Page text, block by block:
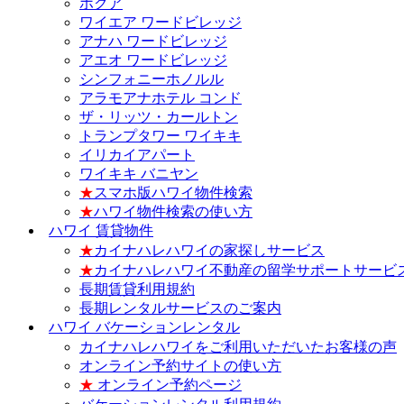
ホクア
ワイエア ワードビレッジ
アナハ ワードビレッジ
アエオ ワードビレッジ
シンフォニーホノルル
アラモアナホテル コンド
ザ・リッツ・カールトン
トランプタワー ワイキキ
イリカイアパート
ワイキキ バニヤン
★スマホ版ハワイ物件検索
★ハワイ物件検索の使い方
ハワイ 賃貸物件
★カイナハレハワイの家探しサービス
★カイナハレハワイ不動産の留学サポートサービ
長期賃貸利用規約
長期レンタルサービスのご案内
ハワイ バケーションレンタル
カイナハレハワイをご利用いただいたお客様の声
オンライン予約サイトの使い方
★ オンライン予約ページ